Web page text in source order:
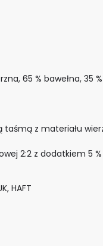
65 % bawełna, 35
z materiału
2:2 z dodatkiem 5
HAFT